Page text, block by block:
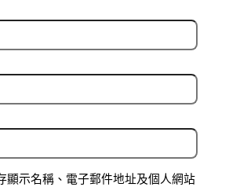
顯示名稱、電子郵件地址及個人網站